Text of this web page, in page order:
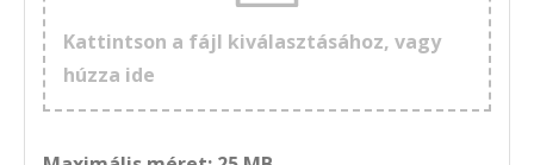
Kattintson a fájl kiválasztásához, vagy
húzza ide